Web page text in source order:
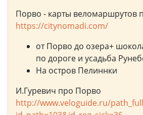
Порво - карты веломаршрутов
https://citynomadi.com/
от Порво до озера+
по дороге и усадьба
На остров Пелиннки
И.Гуревич про Порво
http://www.veloguide.ru/